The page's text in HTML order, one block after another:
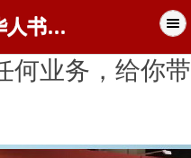
香港国际华人书画家协会
何业务，给你带